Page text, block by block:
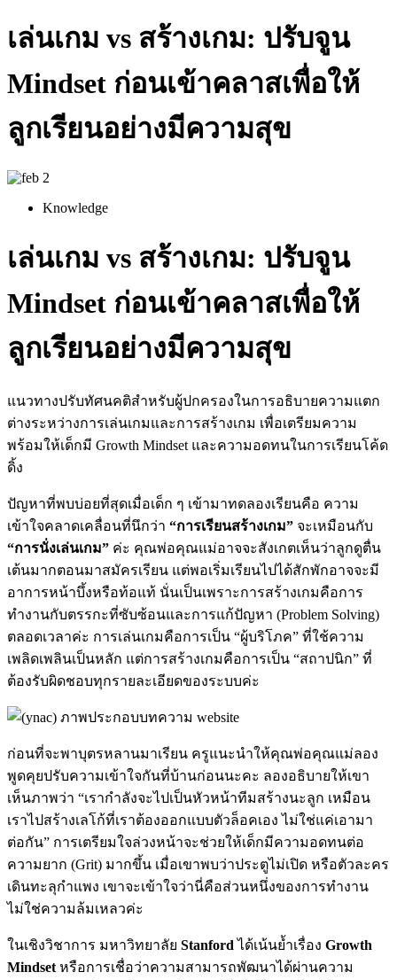
เล่นเกม vs สร้างเกม: ปรับจูน
Mindset ก่อนเข้าคลาสเพื่อให้
ลูกเรียนอย่างมีความสุข
Knowledge
เล่นเกม vs สร้างเกม: ปรับจูน
Mindset ก่อนเข้าคลาสเพื่อให้
ลูกเรียนอย่างมีความสุข
แนวทางปรับทัศนคติสำหรับผู้ปกครองในการอธิบายความแตก
ต่างระหว่างการเล่นเกมและการสร้างเกม เพื่อเตรียมความ
พร้อมให้เด็กมี Growth Mindset และความอดทนในการเรียนโค้ด
ดิ้ง
ปัญหาที่พบบ่อยที่สุดเมื่อเด็ก ๆ เข้ามาทดลองเรียนคือ ความ
เข้าใจคลาดเคลื่อนที่นึกว่า “การเรียนสร้างเกม” จะเหมือนกับ
“การนั่งเล่นเกม” ค่ะ คุณพ่อคุณแม่อาจจะสังเกตเห็นว่าลูกดูตื่น
เต้นมากตอนมาสมัครเรียน แต่พอเริ่มเรียนไปได้สักพักอาจจะมี
อาการหน้าบึ้งหรือท้อแท้ นั่นเป็นเพราะการสร้างเกมคือการ
ทำงานกับตรรกะที่ซับซ้อนและการแก้ปัญหา (Problem Solving)
ตลอดเวลาค่ะ การเล่นเกมคือการเป็น “ผู้บริโภค” ที่ใช้ความ
เพลิดเพลินเป็นหลัก แต่การสร้างเกมคือการเป็น “สถาปนิก” ที่
ต้องรับผิดชอบทุกรายละเอียดของระบบค่ะ
ก่อนที่จะพาบุตรหลานมาเรียน ครูแนะนำให้คุณพ่อคุณแม่ลอง
พูดคุยปรับความเข้าใจกันที่บ้านก่อนนะคะ ลองอธิบายให้เขา
เห็นภาพว่า “เรากำลังจะไปเป็นหัวหน้าทีมสร้างนะลูก เหมือน
เราไปสร้างเลโก้ที่เราต้องออกแบบตัวล็อคเอง ไม่ใช่แค่เอามา
ต่อกัน” การเตรียมใจล่วงหน้าจะช่วยให้เด็กมีความอดทนต่อ
ความยาก (Grit) มากขึ้น เมื่อเขาพบว่าประตูไม่เปิด หรือตัวละคร
เดินทะลุกำแพง เขาจะเข้าใจว่านี่คือส่วนหนึ่งของการทำงาน
ไม่ใช่ความล้มเหลวค่ะ
ในเชิงวิชาการ มหาวิทยาลัย Stanford ได้เน้นย้ำเรื่อง Growth
Mindset หรือการเชื่อว่าความสามารถพัฒนาได้ผ่านความ